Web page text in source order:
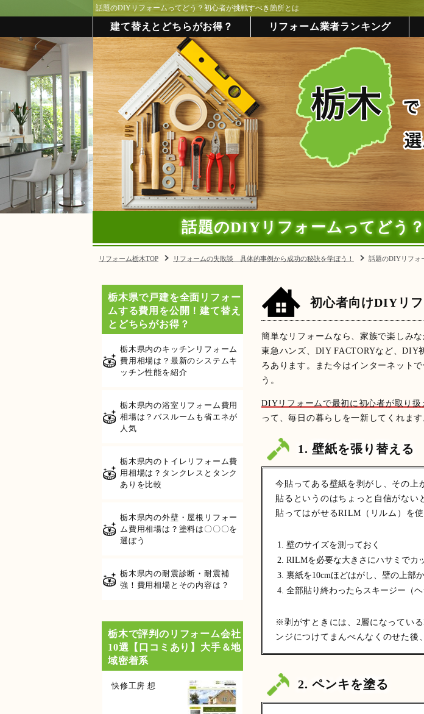
話題のDIYリフォームってどう？初心者が挑戦すべき箇所とは
建て替えとどちらがお得？ リフォーム業者ランキング
話題のDIYリフォームってどう
リフォーム栃木TOP リフォームの失敗談 具体的事例から成功の秘訣を学ぼう！ 話題のDIYリフォ
初心者向けDIYリ
簡単なリフォームなら、家族で楽しみ
東急ハンズ、DIY FACTORYなど、DIY
ろあります。また今はインターネット
う。
DIYリフォームで最初に初心者が取り扱
って、毎日の暮らしを一新してくれま
1. 壁紙を張り替える
今貼ってある壁紙を剥がし、その上
貼るというのはちょっと自信がない
貼ってはがせるRILM（リルム）を使
壁のサイズを測っておく
RILMを必要な大きさにハサミでカ
裏紙を10cmほどはがし、壁の上部
全部貼り終わったらスキージー（
※剥がすときには、2層になってい
ンジにつけてまんべんなくのせた後
2. ペンキを塗る
栃木県で戸建を全面リフォー
ムする費用を公開！建て替え
とどちらがお得？
栃木県内のキッチンリフォーム
費用相場は？最新のシステムキ
ッチン性能を紹介
栃木県内の浴室リフォーム費用
相場は？バスルームも省エネが
人気
栃木県内のトイレリフォーム費
用相場は？タンクレスとタンク
ありを比較
栃木県内の外壁・屋根リフォー
ム費用相場は？塗料は〇〇〇を
選ぼう
栃木県内の耐震診断・耐震補
強！費用相場とその内容は？
栃木で評判のリフォーム会社
10選【口コミあり】大手＆地
域密着系
快修工房 想